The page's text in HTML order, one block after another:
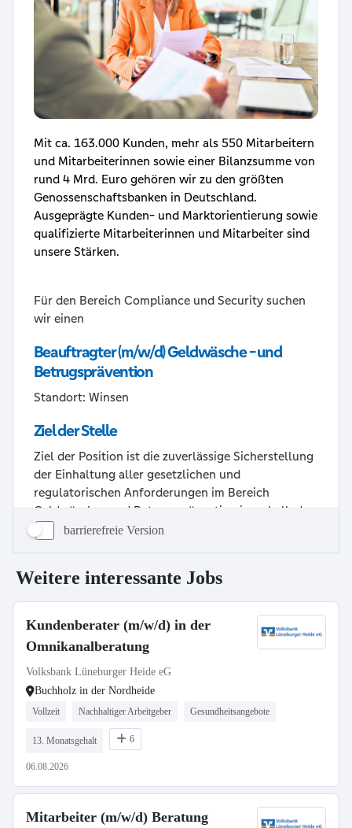
barrierefreie Version
Weitere interessante Jobs
Kundenberater (m/w/d) in der
Omnikanalberatung
Volksbank Lüneburger Heide eG
Buchholz in der Nordheide
Vollzeit Nachhaltiger Arbeitgeber Gesundheitsangebote
13. Monatsgehalt 6
06.08.2026
Mitarbeiter (m/w/d) Beratung